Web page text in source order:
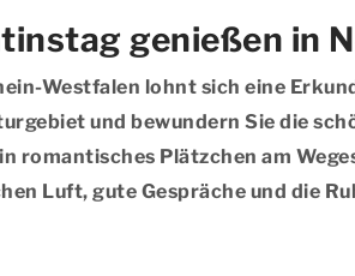
genießen in
Westfalen lohnt sich eine
und bewundern Sie die
romantisches Plätzchen am
Luft, gute Gespräche und die